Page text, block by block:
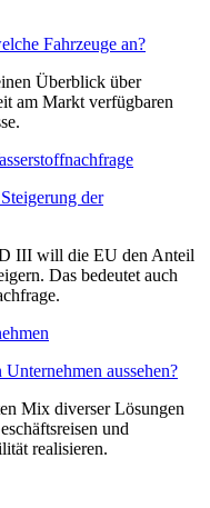
Fahrzeuge an?
Überblick über
am Markt verfügbaren
der
III will die EU den Anteil
Das bedeutet auch
aussehen?
Mix diverser Lösungen
und
realisieren.